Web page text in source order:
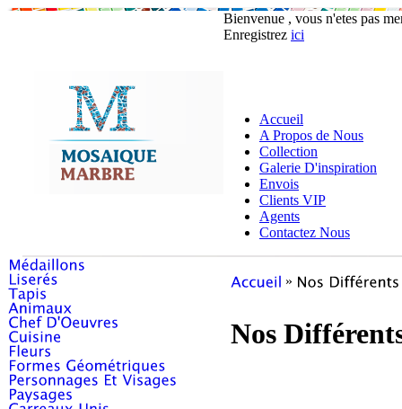
Bienvenue , vous n'etes pas
Enregistrez ici
Accueil
A Propos de Nous
Collection
Galerie D'inspiration
Envois
Clients VIP
Agents
Contactez Nous
»
Nos